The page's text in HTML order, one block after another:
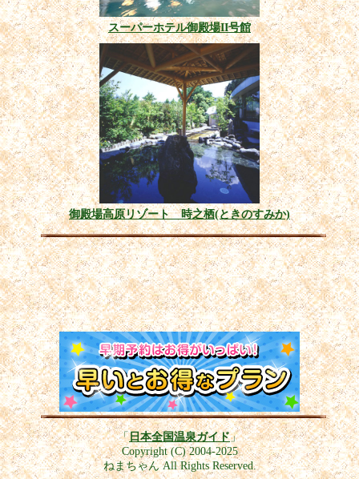
スーパーホテル御殿場II号館
御殿場高原リゾート 時之栖(ときのすみか)
「日本全国温泉ガイド」
Copyright (C) 2004-2025
ねまちゃん All Rights Reserved.